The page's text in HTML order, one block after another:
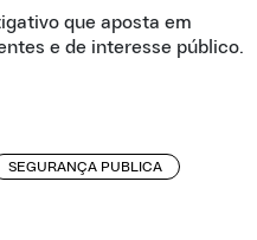
que aposta em
e de interesse público.
SEGURANÇA PUBLICA